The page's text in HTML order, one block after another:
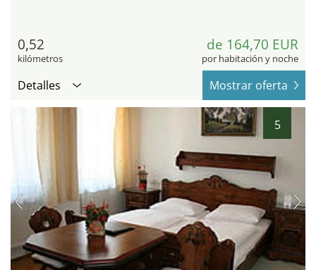
0,52
kilómetros
de 164,70 EUR
por habitación y noche
Detalles Mostrar oferta
5